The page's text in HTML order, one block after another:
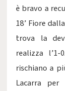
è bravo a
18’ Fiore
trova la
realizza
rischiano a
Lacarra per